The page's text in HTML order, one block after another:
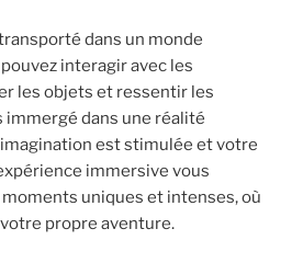
dans un monde
interagir avec les
les objets et ressentir les
immergé dans une réalité
est stimulée et votre
immersive vous
uniques et intenses, où
propre aventure.